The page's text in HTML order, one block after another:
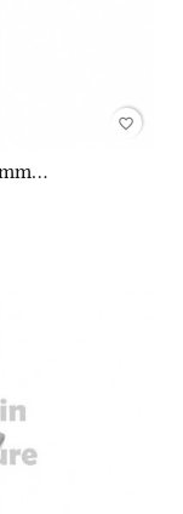
favorite_border